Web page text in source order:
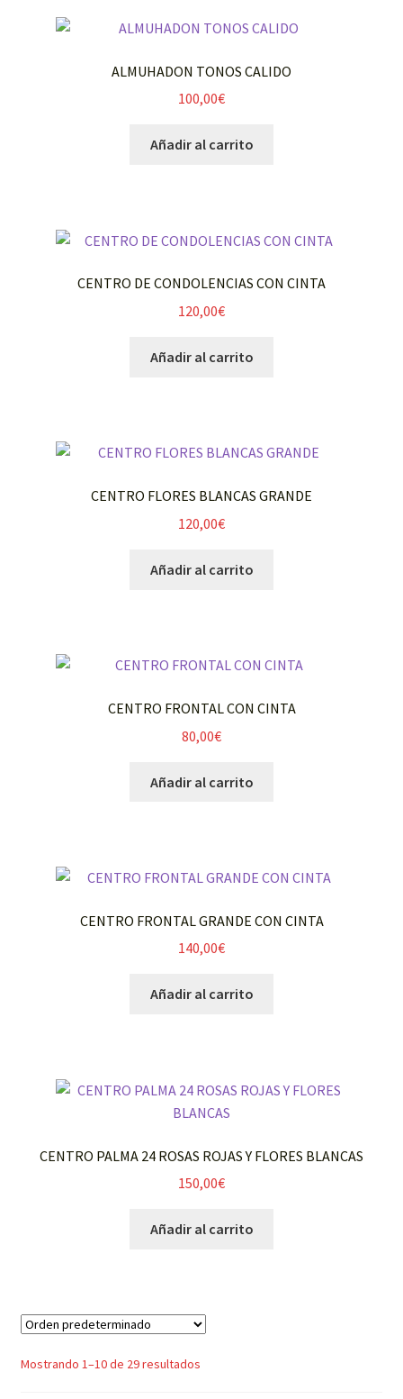
ALMUHADON TONOS CALIDO
100,00€
Añadir al carrito
CENTRO DE CONDOLENCIAS CON CINTA
120,00€
Añadir al carrito
CENTRO FLORES BLANCAS GRANDE
120,00€
Añadir al carrito
CENTRO FRONTAL CON CINTA
80,00€
Añadir al carrito
CENTRO FRONTAL GRANDE CON CINTA
140,00€
Añadir al carrito
CENTRO PALMA 24 ROSAS ROJAS Y FLORES BLANCAS
150,00€
Añadir al carrito
Mostrando 1–10 de 29 resultados